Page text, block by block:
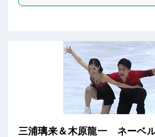
三浦璃来＆木原龍一 ネーベ